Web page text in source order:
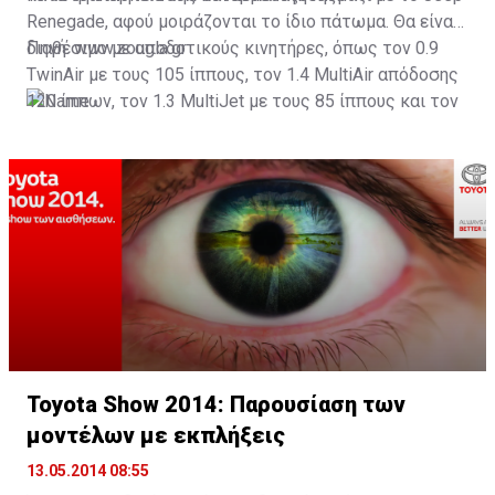
Renegade, αφού μοιράζονται το ίδιο πάτωμα. Θα είναι
διαθέσιμο με αποδοτικούς κινητήρες, όπως τον 0.9
TwinAir με τους 105 ίππους, τον 1.4 MultiAir απόδοσης
120 ίππων, τον 1.3 MultiJet με τους 85 ίππους και τον
Πηγή: www.zougla.gr
Toyota Show 2014: Παρουσίαση των
μοντέλων με εκπλήξεις
13.05.2014 08:55